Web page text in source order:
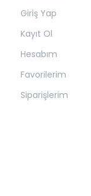
Giriş Yap
Kayıt Ol
Hesabım
Favorilerim
Siparişlerim